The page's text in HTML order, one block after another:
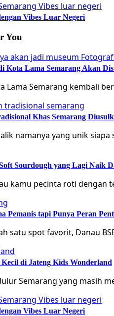
Vibes Luar Negeri
You
Kota Lama Semarang Akan
Lama Semarang kembali
Khas Semarang
namanya yang unik
Sourdough yang Lagi Naik
kamu pecinta roti
Pemanis tapi Punya Peran
satu spot favorit, Danau
di Jateng Kids Wonderland
Semarang yang masih
Vibes Luar Negeri